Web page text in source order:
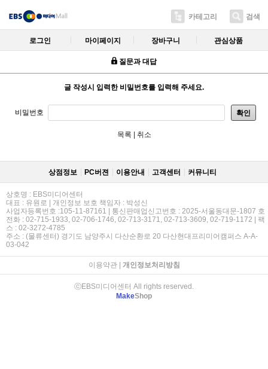
카테고리 검색
로그인 마이페이지 장바구니 관심상품
질문과 대답
글 작성시 입력한 비밀번호를 입력해 주세요.
비밀번호 확인
목록 취소
상점정보 PC버젼 이용안내 고객센터 커뮤니티
상호명 : EBS미디어센터
대표 : 유원로 | 개인정보 보호 책임자 : 박성신
사업자등록번호 :105-11-87161 | 통신판매업신고번호 : 2025-서울동대문-1807 호
전화 : 02-715-1933, 02-706-1746, 02-713-3171, 02-713-3609, 02-719-1172 | 팩
스 : 02-3272-4785
주소 : (물류센터) 경기도 남양주시 다산순환로 20 다산현대프리미어캠퍼스 A-A-
03-042
이용약관| 개인정보처리방침
ⓒEBS미디어센터 All rights reserved.
MakeShop